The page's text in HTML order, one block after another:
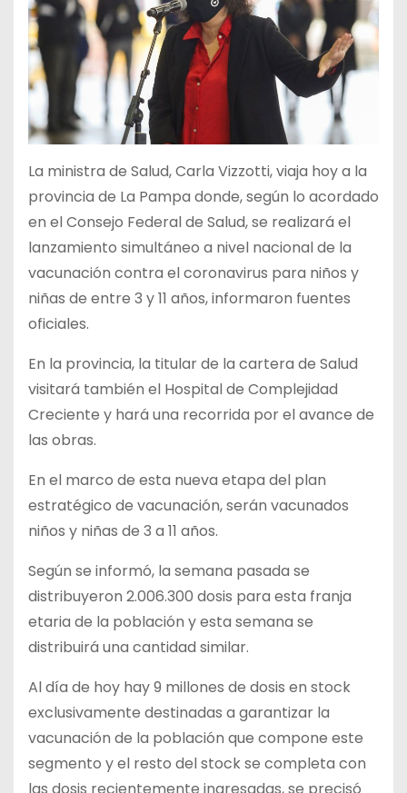
La ministra de Salud, Carla Vizzotti, viaja hoy a la
provincia de La Pampa donde, según lo acordado
en el Consejo Federal de Salud, se realizará el
lanzamiento simultáneo a nivel nacional de la
vacunación contra el coronavirus para niños y
niñas de entre 3 y 11 años, informaron fuentes
oficiales.
En la provincia, la titular de la cartera de Salud
visitará también el Hospital de Complejidad
Creciente y hará una recorrida por el avance de
las obras.
En el marco de esta nueva etapa del plan
estratégico de vacunación, serán vacunados
niños y niñas de 3 a 11 años.
Según se informó, la semana pasada se
distribuyeron 2.006.300 dosis para esta franja
etaria de la población y esta semana se
distribuirá una cantidad similar.
Al día de hoy hay 9 millones de dosis en stock
exclusivamente destinadas a garantizar la
vacunación de la población que compone este
segmento y el resto del stock se completa con
las dosis recientemente ingresadas, se precisó